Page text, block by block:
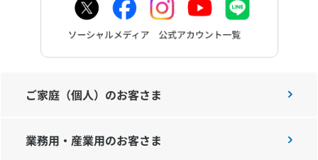
社会貢献
技術開発
サステナビリティ
ご家庭（個人）のお客さま
業務用・産業用のお客さま